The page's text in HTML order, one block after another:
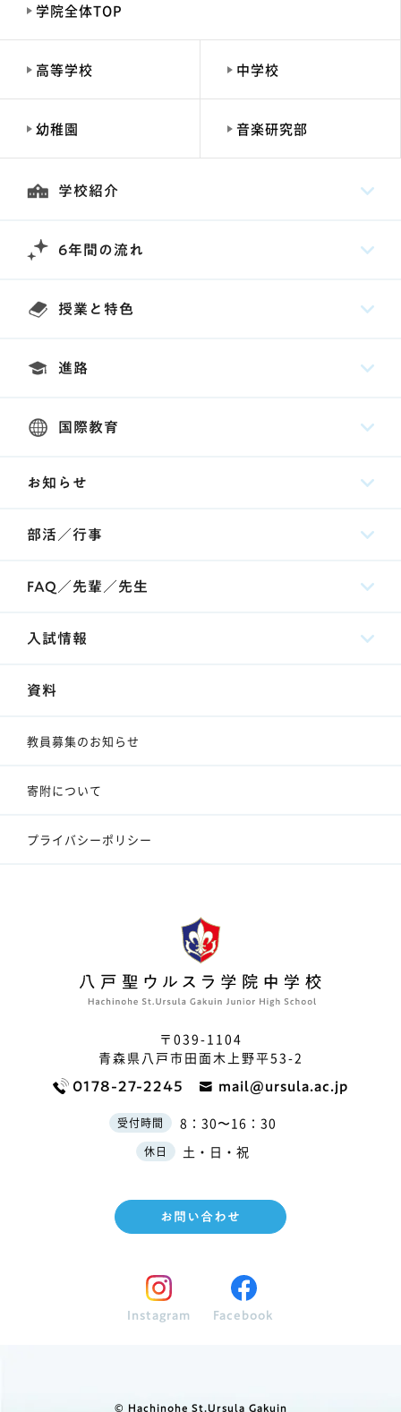
学院全体TOP
高等学校 中学校
幼稚園 音楽研究部
学校紹介
6年間の流れ
授業と特色
進路
国際教育
お知らせ
部活／行事
FAQ／先輩／先生
入試情報
資料
教員募集のお知らせ
寄附について
プライバシーポリシー
〒039-1104
青森県八戸市田面木上野平53-2
0178-27-2245 mail@ursula.ac.jp
受付時間 8：30〜16：30
休日 土・日・祝
お問い合わせ
Instagram Facebook
© Hachinohe St.Ursula Gakuin